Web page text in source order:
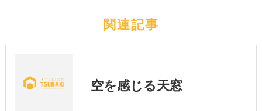
関連記事
空を感じる天窓